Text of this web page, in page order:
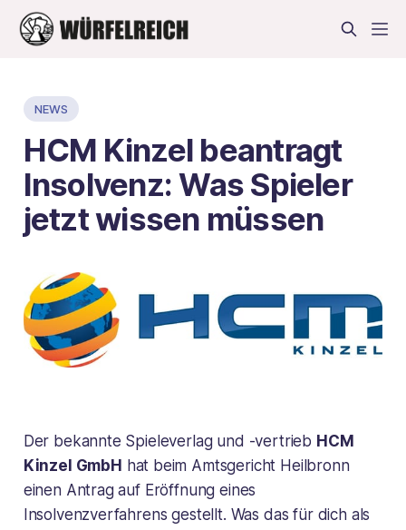
NEWS
HCM Kinzel beantragt
Insolvenz: Was Spieler
jetzt wissen müssen
Der bekannte Spieleverlag und -vertrieb HCM
Kinzel GmbH hat beim Amtsgericht Heilbronn
einen Antrag auf Eröffnung eines
Insolvenzverfahrens gestellt. Was das für dich als